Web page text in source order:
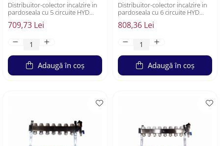
Distribuitor-colector incalzire in
pardoseala cu 5 circuite HYD
709,73 Lei
Adaugă în coș
Distribuitor-colector incalzire in
pardoseala cu 6 circuite HYD
808,36 Lei
Adaugă în coș